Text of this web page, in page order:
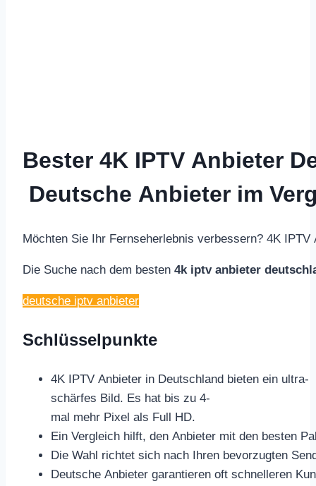
Bester 4K IPTV Anbieter
Deutsche Anbieter im
Möchten Sie Ihr Fernseherlebnis verbessern? 4K
Die Suche nach dem besten 4k iptv anbieter
deutsche iptv anbieter
Schlüsselpunkte
4K IPTV Anbieter in Deutschland bieten ein ultra-
schärfes Bild. Es hat bis zu 4-
mal mehr Pixel als Full HD.
Ein Vergleich hilft, den Anbieter mit den besten
Die Wahl richtet sich nach Ihren bevorzugten
Deutsche Anbieter garantieren oft schnelleren